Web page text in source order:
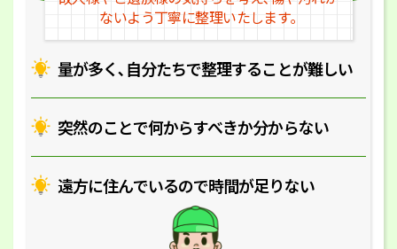
量が多く､自分たちで整理することが難しい
突然のことで何からすべきか分からない
遠方に住んでいるので時間が足りない
ないよう丁寧に整理いたします｡